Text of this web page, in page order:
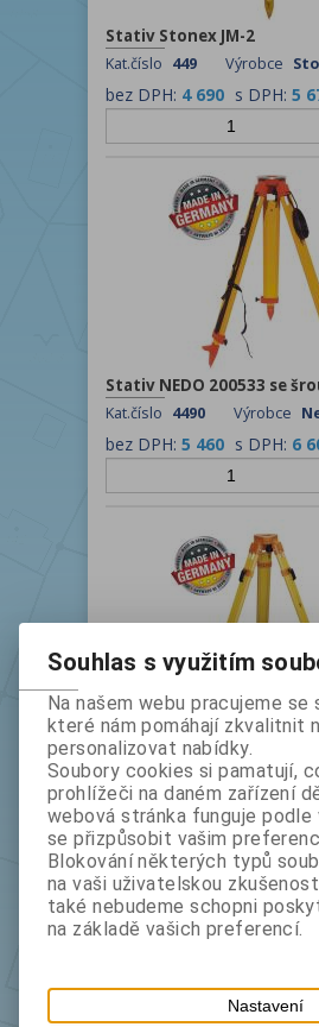
Stativ Stonex JM-2
Kat.číslo 449 Výrobce
bez DPH: 4 690 s DPH: 5
Stativ NEDO 200533 se
Kat.číslo 4490 Výrobce
bez DPH: 5 460 s DPH: 6
Stativ NEDO 200100 s
Kat.číslo 4499 Výrobce
bez DPH:4 320 s DPH:5
Souhlas s využitím
Na našem webu pracujeme se
které nám pomáhají zkvalitnit
personalizovat nabídky.
Soubory cookies si pamatují,
prohlížeči na daném zařízení
webová stránka funguje podle
se přizpůsobit vašim
Blokování některých typů
na vaši uživatelskou
také nebudeme schopni
na základě vašich preferencí.
Nastavení